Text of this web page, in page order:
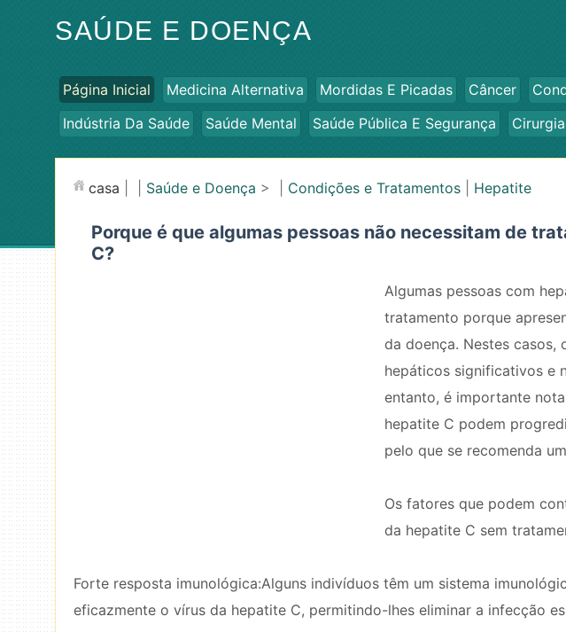
SAÚDE E DOENÇA
Página Inicial Medicina Alternativa Mordidas E Picadas Câncer
Indústria Da Saúde
Saúde Mental Saúde Pública E Segurança
casa Saúde e Doença > | Condições e Tratamentos Hepatite
Porque é que algumas pessoas não necessitam de
C?
Algumas pessoas com
tratamento porque
da doença. Nestes casos,
hepáticos significativos e
entanto, é importante
hepatite C podem
pelo que se recomenda
Os fatores que podem
da hepatite C sem
Forte resposta imunológica:Alguns indivíduos têm um sistema
eficazmente o vírus da hepatite C, permitindo-lhes eliminar a infecção